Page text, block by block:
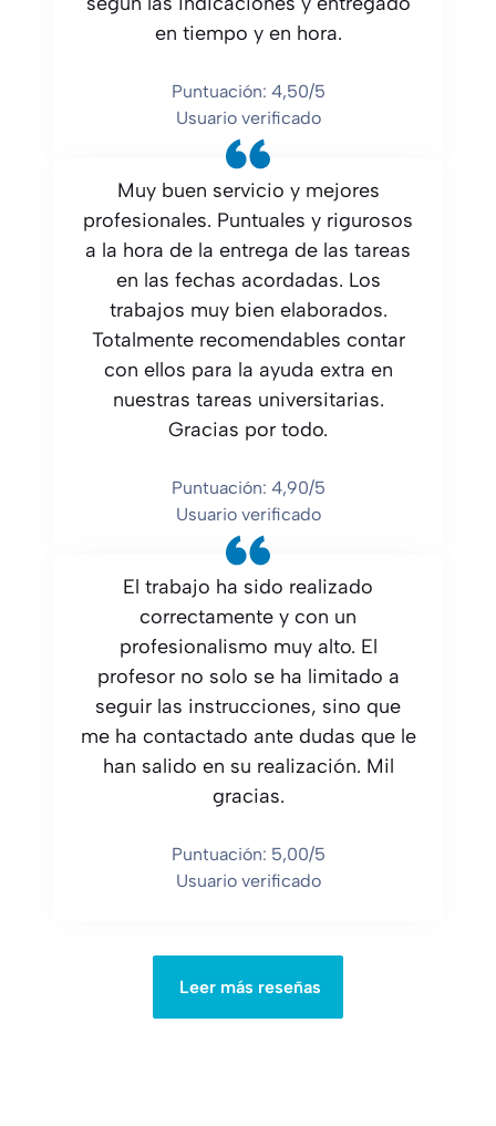
en tiempo y en hora.
Puntuación: 4,50/5
Usuario verificado
Muy buen servicio y mejores
profesionales. Puntuales y rigurosos
a la hora de la entrega de las tareas
en las fechas acordadas. Los
trabajos muy bien elaborados.
Totalmente recomendables contar
con ellos para la ayuda extra en
nuestras tareas universitarias.
Gracias por todo.
Puntuación: 4,90/5
Usuario verificado
El trabajo ha sido realizado
correctamente y con un
profesionalismo muy alto. El
profesor no solo se ha limitado a
seguir las instrucciones, sino que
me ha contactado ante dudas que le
han salido en su realización. Mil
gracias.
Puntuación: 5,00/5
Usuario verificado
Leer más reseñas